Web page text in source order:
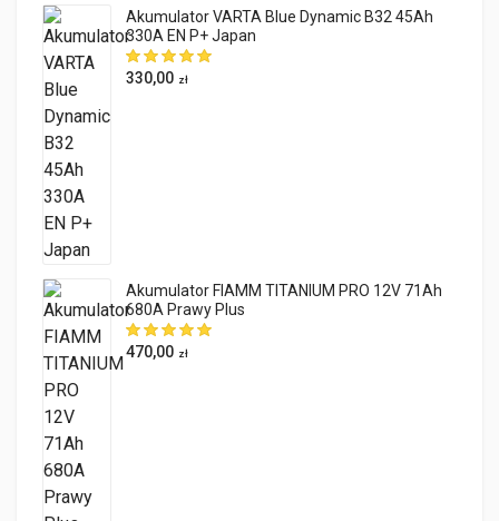
Akumulator VARTA Blue Dynamic B32 45Ah
330A EN P+ Japan
330,00 zł
Akumulator FIAMM TITANIUM PRO 12V 71Ah
680A Prawy Plus
470,00 zł